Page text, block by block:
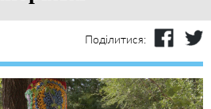
Поділитися: